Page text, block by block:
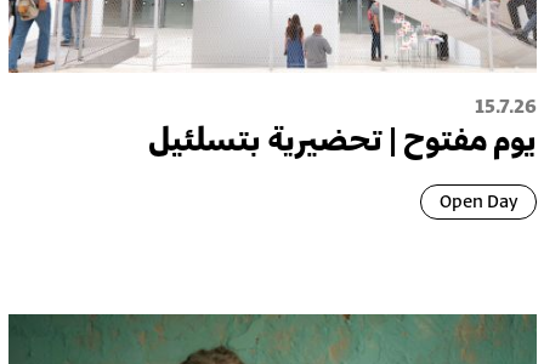
15.7.26
يوم مفتوح | تحضيرية بتسلئيل
Open Day